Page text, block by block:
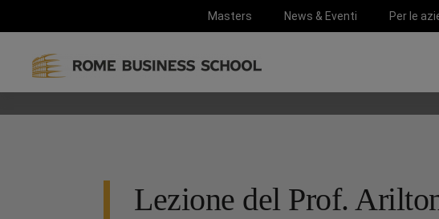
Masters News & Eventi Per le
Lezione del Prof.